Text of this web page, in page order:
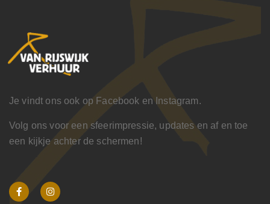
Je vindt ons ook op Facebook en Instagram.
Volg ons voor een sfeerimpressie, updates en af en toe
een kijkje achter de schermen!